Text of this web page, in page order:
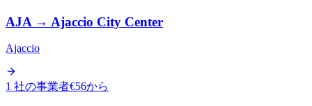
AJA → Ajaccio City Center
Ajaccio
1 社の事業者€56から